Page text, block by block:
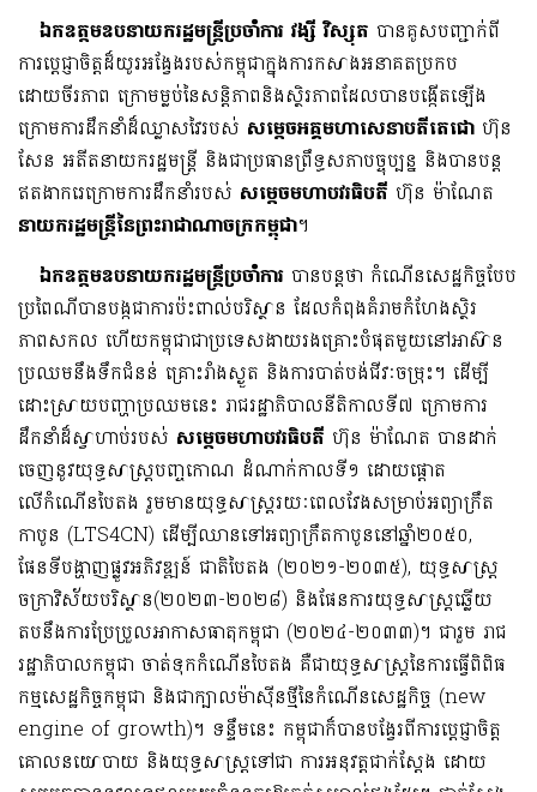
ឯកឧត្តមឧបនាយករដ្ឋមន្រ្តីប្រចាំការ វង្សី វិស្សុត បានគូសបញ្ជាក់ពី
ការប្តេជ្ញាចិត្តដ៏យូរអង្វែងរបស់កម្ពុជាក្នុងការកសាងអនាគតប្រកប
ដោយចីរភាព ក្រោមម្លប់នៃសន្តិភាពនិងស្ថិរភាពដែលបានបង្កើតឡើង
ក្រោមការដឹកនាំដ៏ឈ្លាសវៃរបស់ សម្តេចអគ្គមហាសេនាបតីតេជោ ហ៊ុន
សែន អតីតនាយករដ្ឋមន្ត្រី និងជាប្រធានព្រឹទ្ធសភាបច្ចុប្បន្ន និងបានបន្ត
ឥតងាករេក្រោមការដឹកនាំរបស់ សម្តេចមហាបវរធិបតី ហ៊ុន ម៉ាណែត
នាយករដ្ឋមន្ត្រីនៃព្រះរាជាណាចក្រកម្ពុជា។
ឯកឧត្តមឧបនាយករដ្ឋមន្រ្តីប្រចាំការ បានបន្តថា កំណើនសេដ្ឋកិច្ចបែប
ប្រពៃណីបានបង្កជាការប៉ះពាល់បរិស្ថាន ដែលកំពុងគំរាមកំហែងស្ថិរ
ភាពសកល ហើយកម្ពុជាជាប្រទេសងាយរងគ្រោះបំផុតមួយនៅអាស៊ាន
ប្រឈមនឹងទឹកជំនន់ គ្រោះរាំងស្ងួត និងការបាត់បង់ជីវៈចម្រុះ។ ដើម្បី
ដោះស្រាយបញ្ហាប្រឈមនេះ រាជរដ្ឋាភិបាល​នីតិកាលទី៧ ក្រោមការ
ដឹកនាំដ៏ស្វាហាប់របស់ សម្តេចមហាបវរធិបតី ហ៊ុន ម៉ាណែត បានដាក់
ចេញនូវយុទ្ធសាស្ត្របញ្ចកោណ ដំណាក់កាលទី១ ដោយផ្តោត
លើកំណើនបៃតង រួមមានយុទ្ធសាស្ត្ររយៈពេលវែងសម្រាប់អព្យាក្រឹត
កាបូន (LTS4CN) ដើម្បីឈានទៅអព្យាក្រឹតកាបូននៅឆ្នាំ២០៥០,
ផែនទីបង្ហាញផ្លូវអភិវឌ្ឍន៍ ជាតិបៃតង (២០២១-២០៣៥), យុទ្ធសាស្រ្ត
ចក្រាវិស័យបរិស្ថាន(២០២៣-២០២៨) និងផែនការយុទ្ធសាស្ត្រឆ្លើយ
តបនឹងការប្រែប្រួលអាកាសធាតុកម្ពុជា (២០២៤-២០៣៣)។ ជារួម រាជ
រដ្ឋាភិបាលកម្ពុជា ចាត់ទុកកំណើនបៃតង គឺជាយុទ្ធសាស្រ្តនៃការធ្វើពិពិធ
កម្មសេដ្ឋកិច្ចកម្ពុជា និងជាក្បាលម៉ាស៊ីនថ្មីនៃកំណើនសេដ្ឋកិច្ច (new
engine of growth)។ ទន្ទឹមនេះ កម្ពុជាក៏បានបង្វែរពីការប្តេជ្ញាចិត្ត
គោលនយោបាយ និងយុទ្ធសាស្រ្តទៅជា ការអនុវត្តជាក់ស្តែង ដោយ